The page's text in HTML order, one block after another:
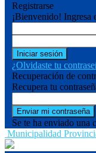
Registrarse
¡Bienvenido! Ingresa
¿Olvidaste tu
Recuperación de
Recupera tu
Se te ha enviado una
Municipalidad